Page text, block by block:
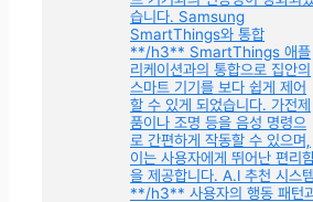
습니다. Samsung
SmartThings와 통합
**/h3** SmartThings 애플
리케이션과의 통합으로 집안의
스마트 기기를 보다 쉽게 제어
할 수 있게 되었습니다. 가전제
품이나 조명 등을 음성 명령으
로 간편하게 작동할 수 있으며,
이는 사용자에게 뛰어난 편리
을 제공합니다. A.I 추천 시스템
**/h3** 사용자의 행동 패턴